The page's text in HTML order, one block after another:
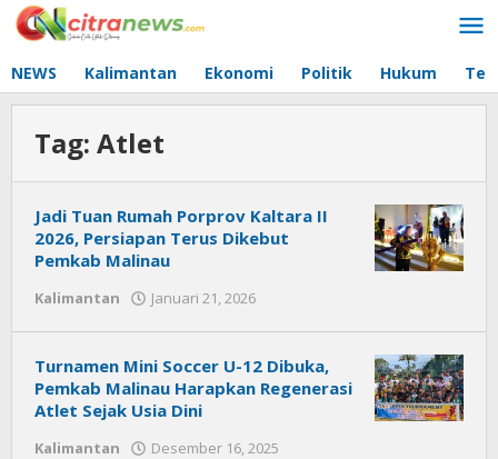
Lewati
ke
NEWS Kalimantan Ekonomi Politik Hukum
Tag: Atlet
Jadi Tuan Rumah Porprov Kaltara II
2026, Persiapan Terus Dikebut
Pemkab Malinau
Kalimantan Januari 21, 2026
Turnamen Mini Soccer U-12 Dibuka,
Pemkab Malinau Harapkan Regenerasi
Atlet Sejak Usia Dini
Kalimantan Desember 16, 2025